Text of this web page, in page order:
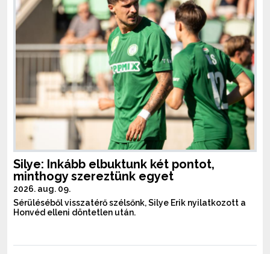
Silye: Inkább elbuktunk két pontot,
minthogy szereztünk egyet
2026. aug. 09.
Sérüléséből visszatérő szélsőnk, Silye Erik nyilatkozott a
Honvéd elleni döntetlen után.